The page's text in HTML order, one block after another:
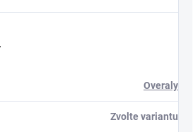
Overaly
Zvolte variantu